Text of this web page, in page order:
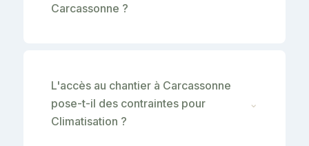
Carcassonne ?
L'accès au chantier à Carcassonne
pose-t-il des contraintes pour
Climatisation ?
⌄